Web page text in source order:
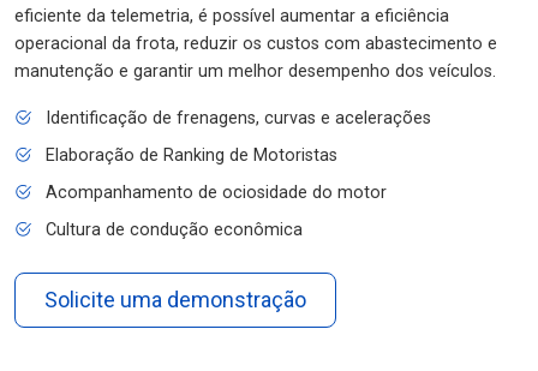
eficiente da telemetria, é possível aumentar a eficiência
operacional da frota, reduzir os custos com abastecimento e
manutenção e garantir um melhor desempenho dos veículos.
Identificação de frenagens, curvas e acelerações
Elaboração de Ranking de Motoristas
Acompanhamento de ociosidade do motor
Cultura de condução econômica
Solicite uma demonstração